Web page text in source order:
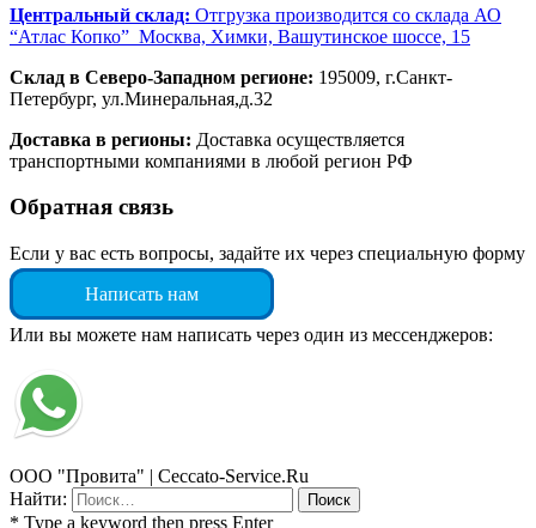
Центральный склад: Отгрузка производится со склада АО
“Атлас Копко” Москва, Химки, Вашутинское шоссе, 15
Склад в Северо-Западном регионе: 195009, г.Санкт-
Петербург, ул.Минеральная,д.32
Доставка в регионы: Доставка осуществляется
транспортными компаниями в любой регион РФ
Обратная связь
Если у вас есть вопросы, задайте их через специальную форму
Написать нам
Или вы можете нам написать через один из мессенджеров:
ООО "Провита" | Ceccato-Service.Ru
Найти:
* Type a keyword then press Enter